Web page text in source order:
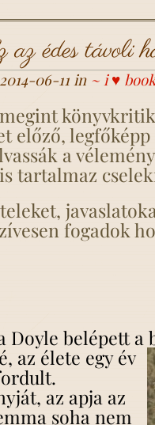
édes távoli
06-11 in ~ i ♥
előző, legfőképp
a
tartalmaz
fogadok
Doyle belépett a
az élete egy év
az apja az
soha nem